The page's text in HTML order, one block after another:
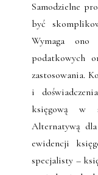
Samodzielne
być
Wymaga ono
podatkowych
zastosowania.
i
księgową w
Alternatywą dla
ewidencji
specjalisty –